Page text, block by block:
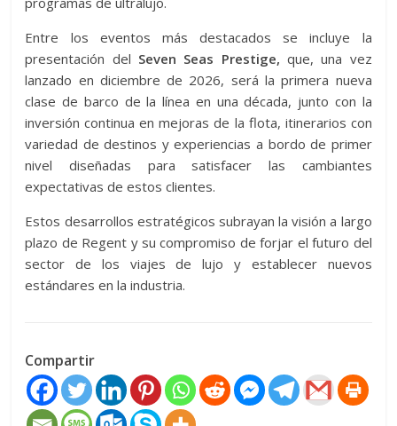
Entre los eventos más destacados se incluye la
presentación del Seven Seas Prestige, que, una vez
lanzado en diciembre de 2026, será la primera nueva
clase de barco de la línea en una década, junto con la
inversión continua en mejoras de la flota, itinerarios con
variedad de destinos y experiencias a bordo de primer
nivel diseñadas para satisfacer las cambiantes
expectativas de estos clientes.
Estos desarrollos estratégicos subrayan la visión a largo
plazo de Regent y su compromiso de forjar el futuro del
sector de los viajes de lujo y establecer nuevos
estándares en la industria.
Compartir